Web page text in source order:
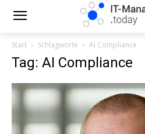
Start Schlagworte AI Compliance
Tag: AI Compliance